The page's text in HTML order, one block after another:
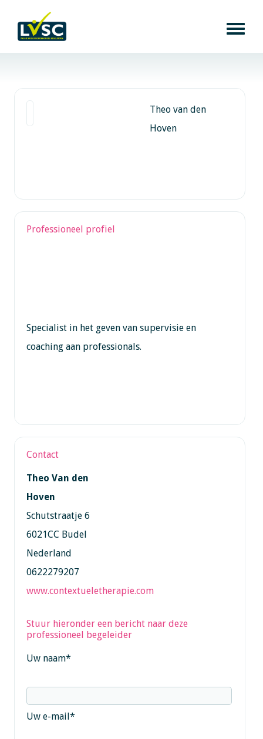
Theo van den
Hoven
Professioneel profiel
Specialist in het geven van supervisie en
coaching aan professionals.
Contact
Theo Van den
Hoven
Schutstraatje 6
6021CC Budel
Nederland
0622279207
www.contextueletherapie.com
Stuur hieronder een bericht naar deze
professioneel begeleider
Uw naam*
Uw e-mail*